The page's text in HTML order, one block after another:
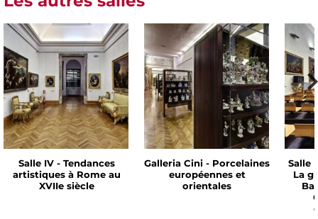
Salle IV - Tendances
artistiques à Rome au
XVIIe siècle
Galleria Cini - Porcelaines
européennes et
orientales
Salle
La